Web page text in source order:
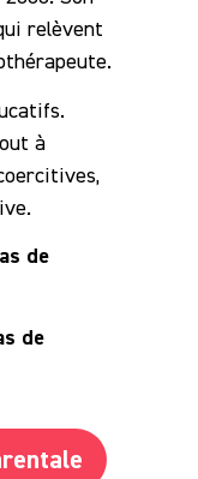
relèvent
à
de
de